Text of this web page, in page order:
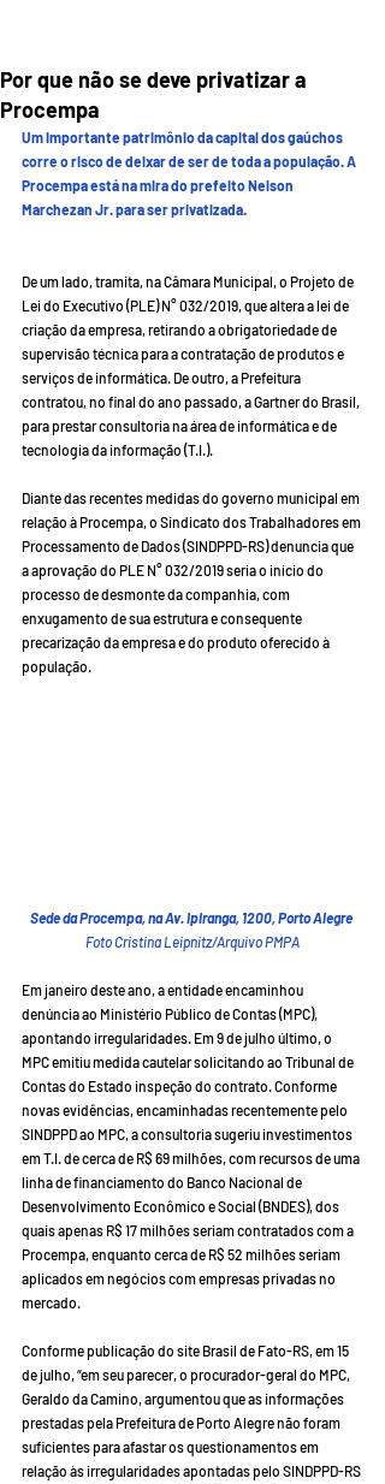
Por que não se deve privatizar a
Procempa
Um importante patrimônio da capital dos gaúchos
corre o risco de deixar de ser de toda a população. A
Procempa está na mira do prefeito Nelson
Marchezan Jr. para ser privatizada.
De um lado, tramita, na Câmara Municipal, o Projeto de
Lei do Executivo (PLE) N° 032/2019, que altera a lei de
criação da empresa, retirando a obrigatoriedade de
supervisão técnica para a contratação de produtos e
serviços de informática. De outro, a Prefeitura
contratou, no final do ano passado, a Gartner do Brasil,
para prestar consultoria na área de informática e de
tecnologia da informação (T.I.).
Diante das recentes medidas do governo municipal em
relação à Procempa, o Sindicato dos Trabalhadores em
Processamento de Dados (SINDPPD-RS) denuncia que
a aprovação do PLE N° 032/2019 seria o início do
processo de desmonte da companhia, com
enxugamento de sua estrutura e consequente
precarização da empresa e do produto oferecido à
população.
Sede da Procempa, na Av. Ipiranga, 1200, Porto Alegre
Foto Cristina Leipnitz/Arquivo PMPA
Em janeiro deste ano, a entidade encaminhou
denúncia ao Ministério Público de Contas (MPC),
apontando irregularidades. Em 9 de julho último, o
MPC emitiu medida cautelar solicitando ao Tribunal de
Contas do Estado inspeção do contrato. Conforme
novas evidências, encaminhadas recentemente pelo
SINDPPD ao MPC, a consultoria sugeriu investimentos
em T.I. de cerca de R$ 69 milhões, com recursos de uma
linha de financiamento do Banco Nacional de
Desenvolvimento Econômico e Social (BNDES), dos
quais apenas R$ 17 milhões seriam contratados com a
Procempa, enquanto cerca de R$ 52 milhões seriam
aplicados em negócios com empresas privadas no
mercado.
Conforme publicação do site Brasil de Fato-RS, em 15
de julho, “em seu parecer, o procurador-geral do MPC,
Geraldo da Camino, argumentou que as informações
prestadas pela Prefeitura de Porto Alegre não foram
suficientes para afastar os questionamentos em
relação às irregularidades apontadas pelo SINDPPD-RS